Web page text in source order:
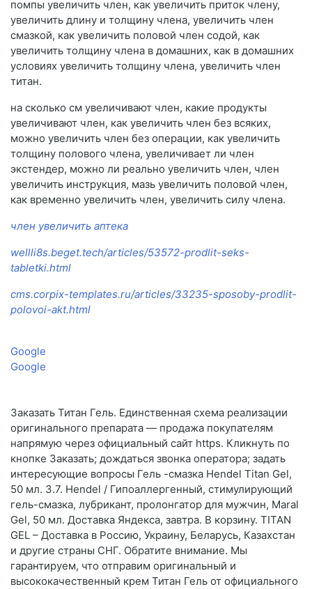
помпы увеличить член, как увеличить приток члену,
увеличить длину и толщину члена, увеличить член
смазкой, как увеличить половой член содой, как
увеличить толщину члена в домашних, как в домашних
условиях увеличить толщину члена, увеличить член
титан.
на сколько см увеличивают член, какие продукты
увеличивают член, как увеличить член без всяких,
можно увеличить член без операции, как увеличить
толщину полового члена, увеличивает ли член
экстендер, можно ли реально увеличить член, член
увеличить инструкция, мазь увеличить половой член,
как временно увеличить член, увеличить силу члена.
член увеличить аптека
wellli8s.beget.tech/articles/53572-prodlit-seks-
tabletki.html
cms.corpix-templates.ru/articles/33235-sposoby-prodlit-
polovoi-akt.html
Google
Google
Заказать Титан Гель. Единственная схема реализации
оригинального препарата — продажа покупателям
напрямую через официальный сайт https. Кликнуть по
кнопке Заказать; дождаться звонка оператора; задать
интересующие вопросы Гель -смазка Hendel Titan Gel,
50 мл. 3.7. Hendel / Гипоаллергенный, стимулирующий
гель-смазка, лубрикант, пролонгатор для мужчин, Maral
Gel, 50 мл. Доставка Яндекса, завтра. В корзину. TITAN
GEL – Доставка в Россию, Украину, Беларусь, Казахстан
и другие страны СНГ. Обратите внимание. Мы
гарантируем, что отправим оригинальный и
высококачественный крем Титан Гель от официального